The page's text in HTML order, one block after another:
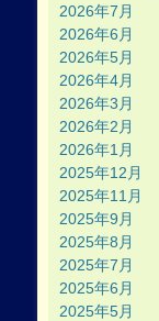
2026年7月
2026年6月
2026年5月
2026年4月
2026年3月
2026年2月
2026年1月
2025年12月
2025年11月
2025年9月
2025年8月
2025年7月
2025年6月
2025年5月